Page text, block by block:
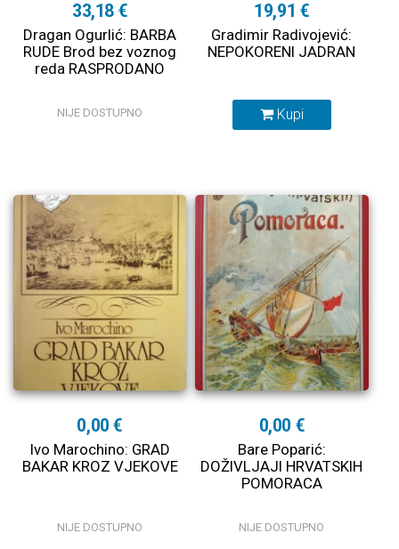
33,18 €
Dragan Ogurlić: BARBA
RUDE Brod bez voznog
reda RASPRODANO
NIJE DOSTUPNO
19,91 €
Gradimir Radivojević:
NEPOKORENI JADRAN
Kupi
0,00 €
Ivo Marochino: GRAD
BAKAR KROZ VJEKOVE
NIJE DOSTUPNO
0,00 €
Bare Poparić:
DOŽIVLJAJI HRVATSKIH
POMORACA
NIJE DOSTUPNO